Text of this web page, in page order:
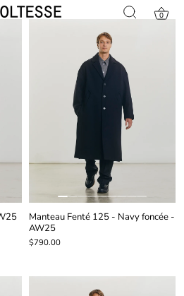
0
Manteau Fenté 125 - Navy foncée -
AW25
$790.00